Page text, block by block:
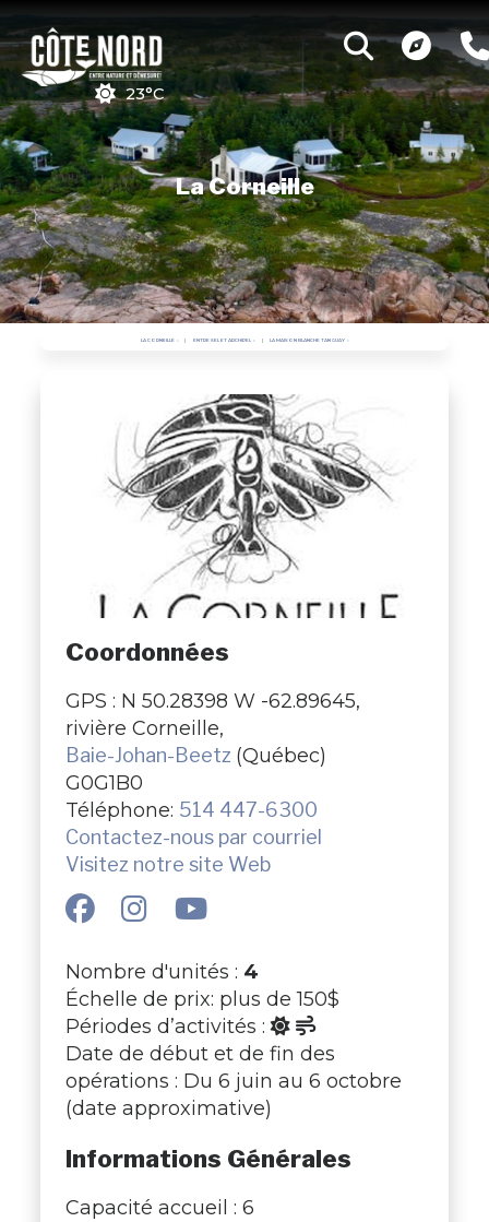
23°C
La Corneille
LA CORNEILLE ENTRE SEL ET ARCHIPEL LA MAISON BLANCHE TANGUAY
Coordonnées
GPS : N 50.28398 W -62.89645,
rivière Corneille,
Baie-Johan-Beetz (Québec)
G0G1B0
Téléphone: 514 447-6300
Contactez-nous par courriel
Visitez notre site Web
Nombre d'unités : 4
Échelle de prix: plus de 150$
Périodes d’activités :
Date de début et de fin des
opérations : Du 6 juin au 6 octobre
(date approximative)
Informations Générales
Capacité accueil : 6